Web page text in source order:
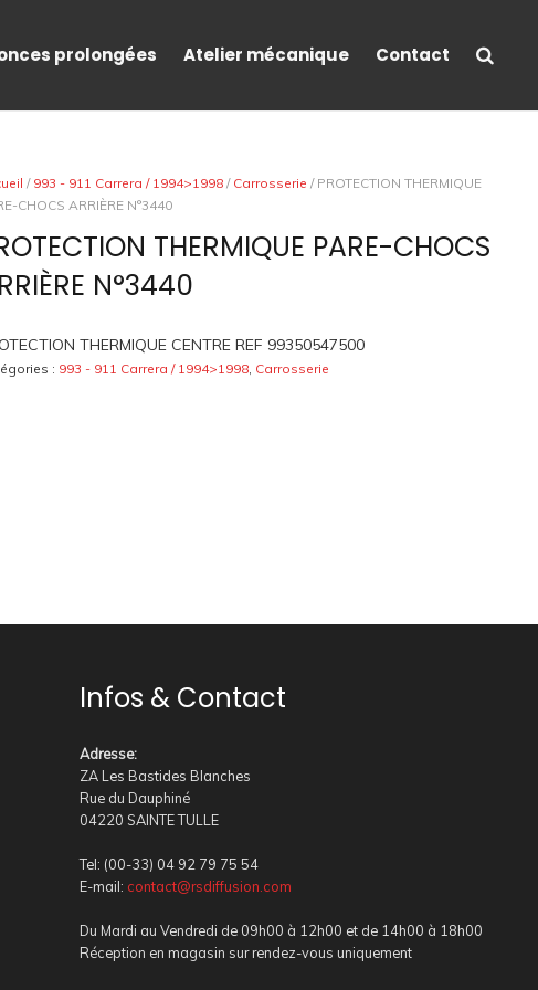
prolongées Atelier mécanique Contact
/ 993 - 911 Carrera / 1994>1998/ Carrosserie / PROTECTION THERMIQUE
CHOCS ARRIÈRE N°3440
THERMIQUE PARE-CHOCS
N°3440
THERMIQUE CENTRE REF 99350547500
: 993 - 911 Carrera / 1994>1998, Carrosserie
Infos & Contact
Adresse:
ZA Les Bastides Blanches
Rue du Dauphiné
04220 SAINTE TULLE
Tel: (00-33) 04 92 79 75 54
E-mail: contact@rsdiffusion.com
Du Mardi au Vendredi de 09h00 à 12h00 et de 14h00 à 18h00
Réception en magasin sur rendez-vous uniquement